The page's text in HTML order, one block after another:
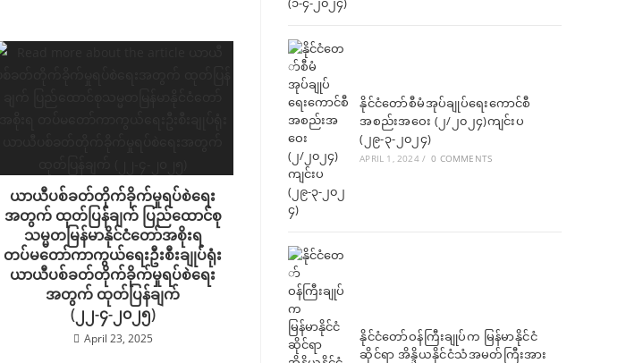
ယာယီပစ်ခတ်တိုက်ခိုက်မှုရပ်စဲရေး
အတွက် ထုတ်ပြန်ချက် ပြည်ထောင်စု
သမ္မတမြန်မာနိုင်ငံတော်အစိုးရ
တပ်မတော်ကာကွယ်ရေးဦးစီးချုပ်ရုံး
ယာယီပစ်ခတ်တိုက်ခိုက်မှုရပ်စဲရေး
အတွက် ထုတ်ပြန်ချက်
(၂၂-၄-၂၀၂၅)
April 23, 2025
နိုင်ငံတော်စီမံအုပ်ချုပ်ရေးကောင်စီ
အစည်းအဝေး (၂/၂၀၂၄)ကျင်းပ
(၂၉-၃-၂၀၂၄)
APRIL 1, 2024 / 0 COMMENTS
နိုင်ငံတော်ဝန်ကြီးချုပ်က မြန်မာနိုင်ငံ
ဆိုင်ရာ အိန္ဒိယနိုင်ငံသံအမတ်ကြီးအား